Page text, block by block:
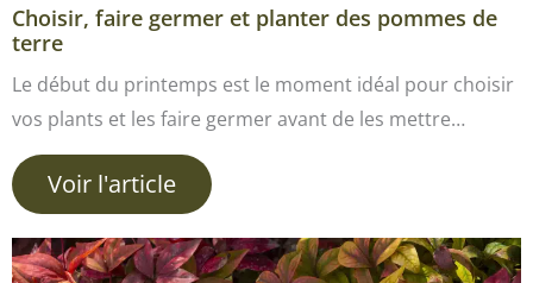
Choisir, faire germer et planter des pommes de
terre
Le début du printemps est le moment idéal pour choisir
vos plants et les faire germer avant de les mettre…
Voir l'article